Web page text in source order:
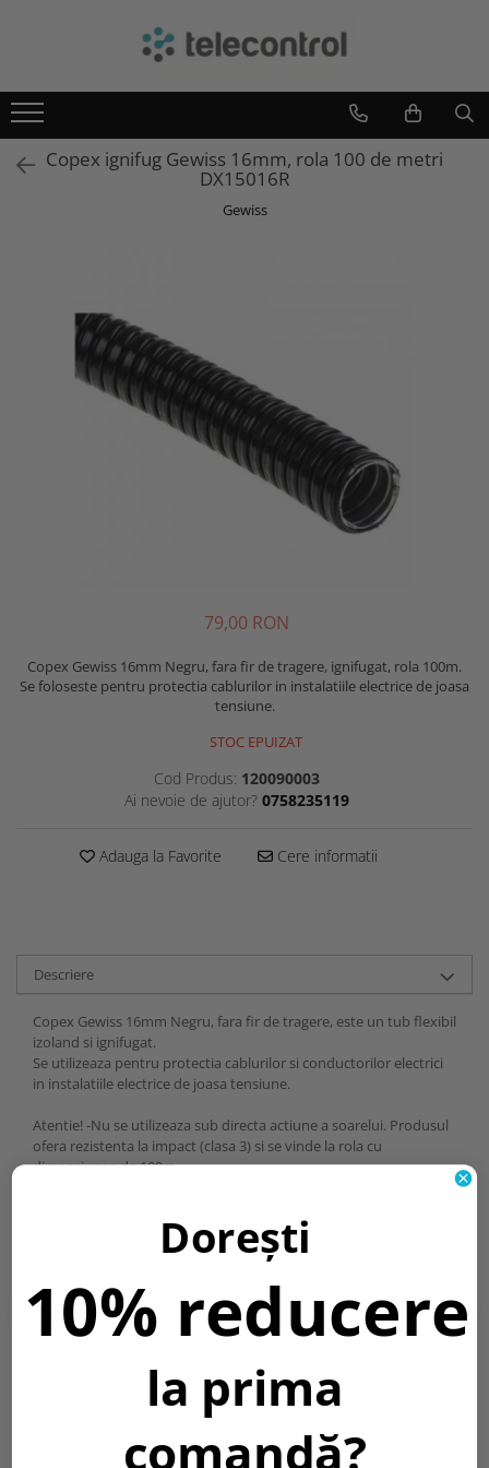
Teleco Automation
Teletask
Artsound
Copex ignifug Gewiss 16mm, rola 100 de metri
DX15016R
Gewiss
79,00 RON
Copex Gewiss 16mm Negru, fara fir de tragere, ignifugat, rola 100m.
Se foloseste pentru protectia cablurilor in instalatiile electrice de joasa
tensiune.
STOC EPUIZAT
Cod Produs: 120090003
Ai nevoie de ajutor? 0758235119
Adauga la Favorite Cere informatii
Descriere
Copex Gewiss 16mm Negru, fara fir de tragere, este un tub flexibil
izoland si ignifugat.
Se utilizeaza pentru protectia cablurilor si conductorilor electrici
in instalatiile electrice de joasa tensiune.
Atentie! -Nu se utilizeaza sub directa actiune a soarelui. Produsul
ofera rezistenta la impact (clasa 3) si se vinde la rola cu
dimensiunea de 100m
Lungime rola (m) : 100
Rezistenta la socuri (J) : 2
Culoare : neagra
Dorești
10% reducere
la prima
comandă?